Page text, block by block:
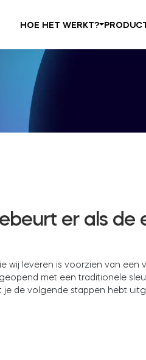
HOE HET WERKT?
er als de
wij leveren is voorzien van
met een traditionele
je de volgende stappen hebt